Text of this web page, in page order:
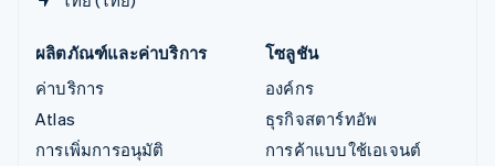
ผลิตภัณฑ์และค่าบริการ
ค่าบริการ
Atlas
การเพิ่มการอนุมัติ
โซลูชัน
องค์กร
ธุรกิจสตาร์ทอัพ
การค้าแบบใช้เอเจนต์